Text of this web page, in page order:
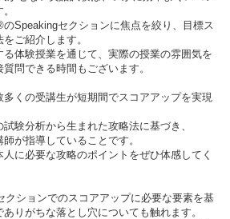
Speakingセクションに焦点を絞り、目標ス
ご紹介します。
体験授業を通じて、実際の授業の雰囲気を
問できる時間もございます。
くの受講生が短期間でスコアアップを実現
験分析から生まれた攻略法に基づき、
が指導していることです。
に必要な攻略のポイントをぜひ体感してく
クションでのスコアアップに必要な要素を基
りがちな落とし穴についても触れます。